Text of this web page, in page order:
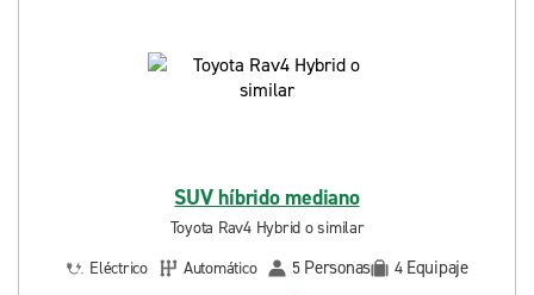
SUV híbrido mediano
Toyota Rav4 Hybrid o similar
Eléctrico
Automático 5 Personas 4 Equipaje